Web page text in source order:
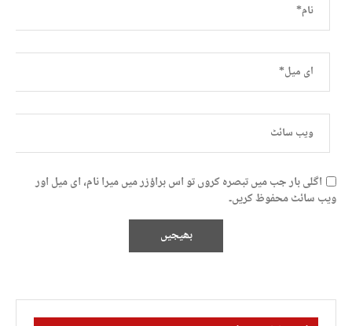
اگلی بار جب میں تبصرہ کروں تو اس براؤزر میں میرا نام، ای میل اور
ویب سائٹ محفوظ کریں۔